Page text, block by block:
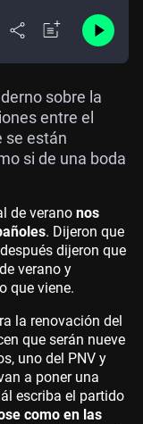
sobre la
entre el
se están
si de una boda
de verano nos
. Dijeron que
dijeron que
verano y
que viene.
la renovación del
que serán nueve
uno del PNV y
a poner una
escriba el partido
como en las